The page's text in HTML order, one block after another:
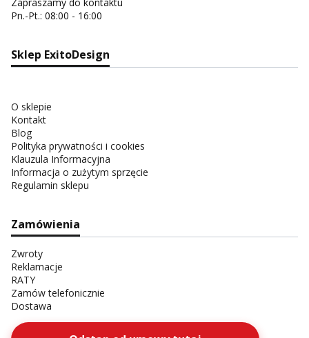
Pn.-Pt.: 08:00 - 16:00
Sklep ExitoDesign
O sklepie
Kontakt
Blog
Polityka prywatności i cookies
Klauzula Informacyjna
Informacja o zużytym sprzęcie
Regulamin sklepu
Zamówienia
Zwroty
Reklamacje
RATY
Zamów telefonicznie
Dostawa